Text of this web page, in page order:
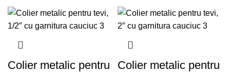
Colier metalic pentru
Colier metalic pentru